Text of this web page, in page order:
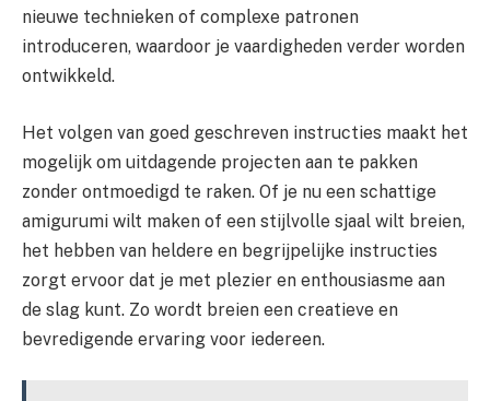
nieuwe technieken of complexe patronen
introduceren, waardoor je vaardigheden verder worden
ontwikkeld.
Het volgen van goed geschreven instructies maakt het
mogelijk om uitdagende projecten aan te pakken
zonder ontmoedigd te raken. Of je nu een schattige
amigurumi wilt maken of een stijlvolle sjaal wilt breien,
het hebben van heldere en begrijpelijke instructies
zorgt ervoor dat je met plezier en enthousiasme aan
de slag kunt. Zo wordt breien een creatieve en
bevredigende ervaring voor iedereen.